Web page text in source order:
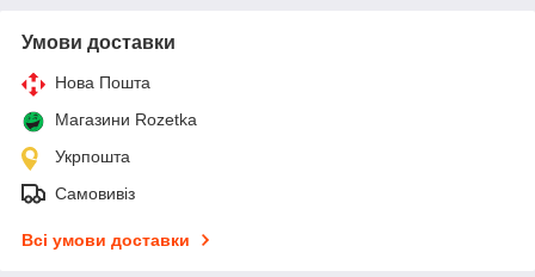
Умови доставки
Нова Пошта
Магазини Rozetka
Укрпошта
Самовивіз
Всі умови доставки